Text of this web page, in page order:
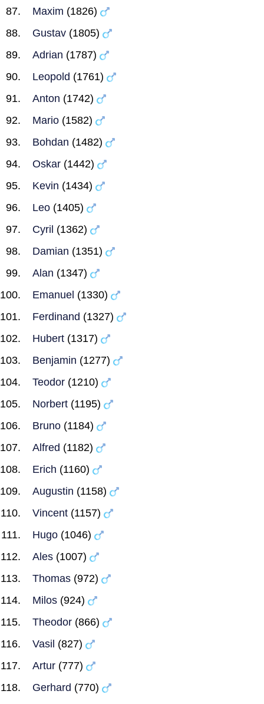
Maxim (1826)
Gustav (1805)
Adrian (1787)
Leopold (1761)
Anton (1742)
Mario (1582)
Bohdan (1482)
Oskar (1442)
Kevin (1434)
Leo (1405)
Cyril (1362)
Damian (1351)
Alan (1347)
Emanuel (1330)
Ferdinand (1327)
Hubert (1317)
Benjamin (1277)
Teodor (1210)
Norbert (1195)
Bruno (1184)
Alfred (1182)
Erich (1160)
Augustin (1158)
Vincent (1157)
Hugo (1046)
Ales (1007)
Thomas (972)
Milos (924)
Theodor (866)
Vasil (827)
Artur (777)
Gerhard (770)